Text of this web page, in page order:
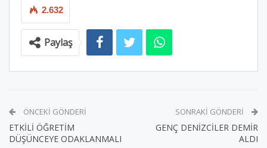
2.632
Paylaş
ÖNCEKI GÖNDERI
ETKİLİ ÖĞRETİM
DÜŞÜNCEYE ODAKLANMALI
SONRAKI GÖNDERI
GENÇ DENİZCİLER DEMİR
ALDI